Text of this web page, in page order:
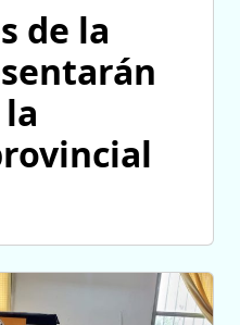
de la